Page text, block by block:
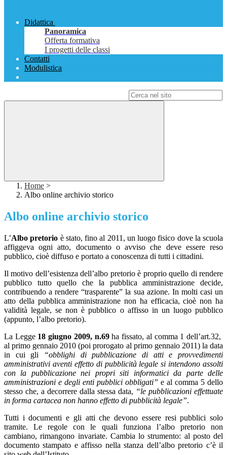
Didattica
Panoramica
Offerta formativa
I progetti delle classi
Contatti
Modulistica
Home >
Albo online archivio storico
Albo online archivio storico
L’Albo pretorio è stato, fino al 2011, un luogo fisico dove la scuola
affiggeva ogni atto, documento o avviso che deve essere reso
pubblico, cioè diffuso e portato a conoscenza di tutti i cittadini.
Il motivo dell’esistenza dell’albo pretorio è proprio quello di rendere
pubblico tutto quello che la pubblica amministrazione decide,
contribuendo a rendere “trasparente” la sua azione. In molti casi un
atto della pubblica amministrazione non ha efficacia, cioè non ha
validità legale, se non è pubblico o affisso in un luogo pubblico
(appunto, l’albo pretorio).
La Legge 18 giugno 2009, n.69ha fissato, al comma 1 dell’art.32,
al primo gennaio 2010 (poi prorogato al primo gennaio 2011) la data
in cui gli
“obblighi di pubblicazione di atti e provvedimenti
amministrativi aventi effetto di pubblicità legale si intendono assolti
con la pubblicazione nei propri siti informatici da parte delle
amministrazioni e degli enti pubblici obbligati” e al comma 5 dello
stesso che, a decorrere dalla stessa data, “le pubblicazioni effettuate
in forma cartacea non hanno effetto di pubblicità legale”.
Tutti i documenti e gli atti che devono essere resi pubblici solo
tramite. Le regole con le quali funziona l’albo pretorio non
cambiano, rimangono invariate. Cambia lo strumento: al posto del
documento stampato e affisso nella stanza dell’albo pretorio c’è il